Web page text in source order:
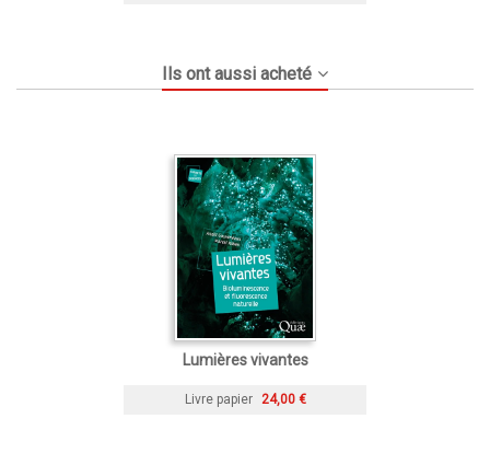
Ils ont aussi acheté
Lumières vivantes
Livre papier 24,00 €